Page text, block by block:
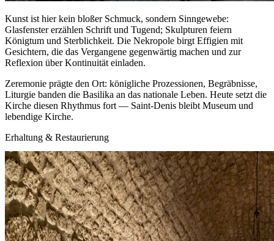
Kunst ist hier kein bloßer Schmuck, sondern Sinngewebe:
Glasfenster erzählen Schrift und Tugend; Skulpturen feiern
Königtum und Sterblichkeit. Die Nekropole birgt Effigien mit
Gesichtern, die das Vergangene gegenwärtig machen und zur
Reflexion über Kontinuität einladen.
Zeremonie prägte den Ort: königliche Prozessionen, Begräbnisse,
Liturgie banden die Basilika an das nationale Leben. Heute setzt die
Kirche diesen Rhythmus fort — Saint‑Denis bleibt Museum und
lebendige Kirche.
Erhaltung & Restaurierung